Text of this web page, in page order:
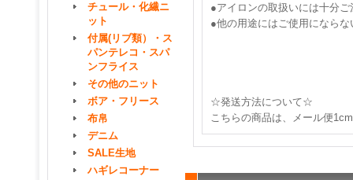
チュール・化繊ニ
ット
付属(リブ類）・ス
パンテレコ・スパ
ンフライス
その他のニット
ボア・フリース
布帛
デニム
SALE生地
ハギレコーナー
●アイロンの取扱いには十分
●他の用途にはご使用になら
☆発送方法について☆
こちらの商品は、メール便